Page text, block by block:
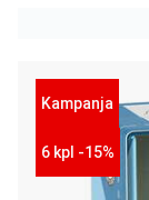
Kampanja
6 kpl -15%